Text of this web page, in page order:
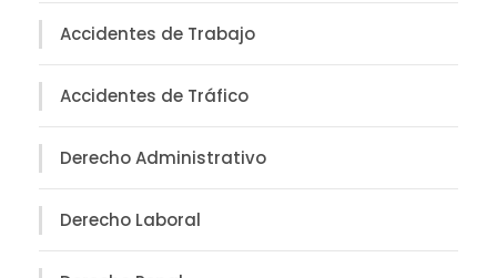
Accidentes de Trabajo
Accidentes de Tráfico
Derecho Administrativo
Derecho Laboral